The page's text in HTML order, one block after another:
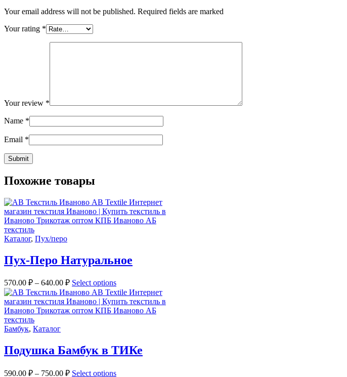
Your email address will not be published. Required fields are marked
Your rating *
Your review *
Name *
Email *
Похожие товары
Каталог, Пух/перо
Пух-Перо Натуральное
570.00 ₽ – 640.00 ₽ Select options
Бамбук, Каталог
Подушка Бамбук в ТИКе
590.00 ₽ – 750.00 ₽ Select options